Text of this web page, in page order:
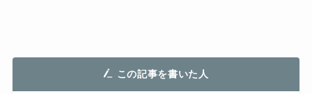
この記事を書いた人